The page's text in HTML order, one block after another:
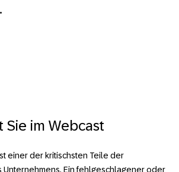
Sie im Webcast
einer der kritischsten Teile der
Unternehmens. Ein fehlgeschlagener oder